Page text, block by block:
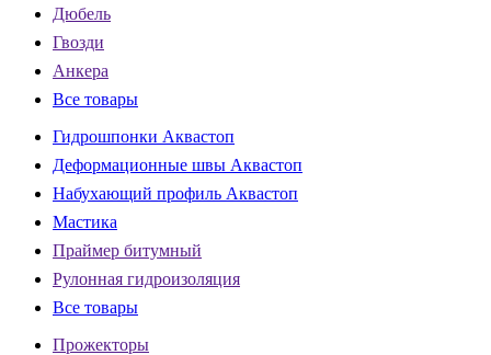
Дюбель
Гвозди
Анкера
Все товары
Гидрошпонки Аквастоп
Деформационные швы Аквастоп
Набухающий профиль Аквастоп
Мастика
Праймер битумный
Рулонная гидроизоляция
Все товары
Прожекторы